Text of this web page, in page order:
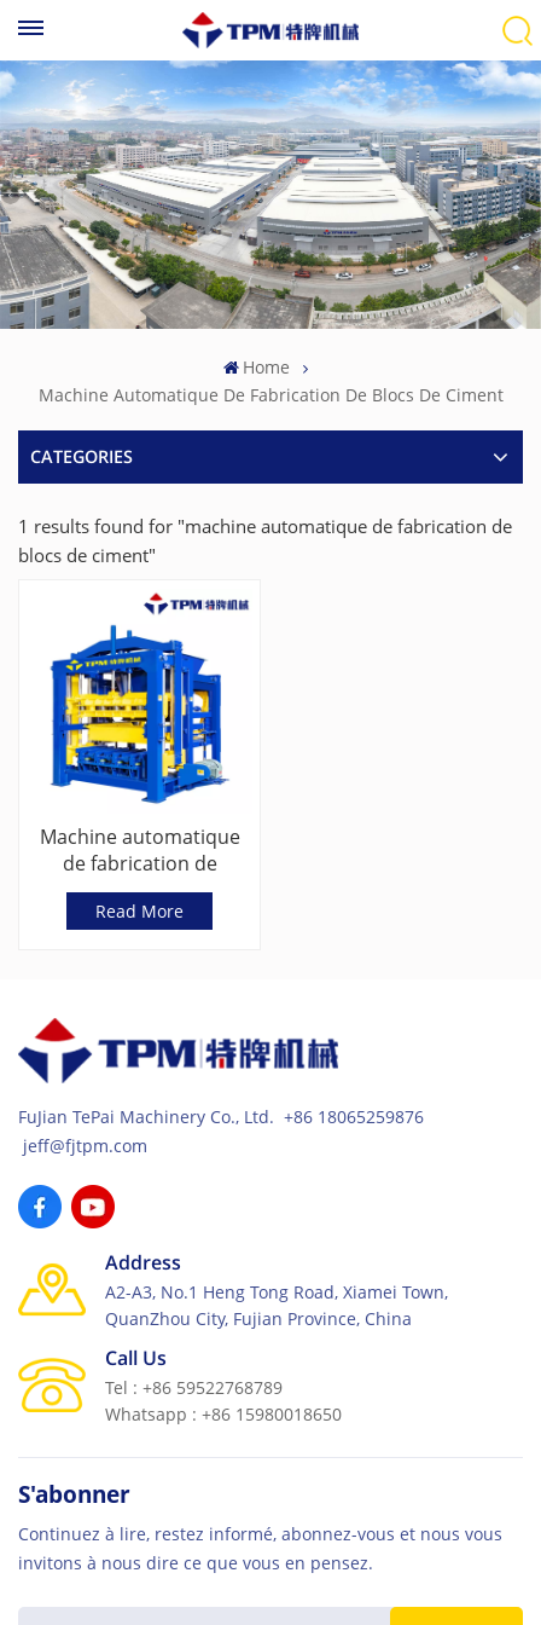
Home
Machine Automatique De Fabrication De Blocs De Ciment
CATEGORIES
1 results found for "machine automatique de fabrication de
blocs de ciment"
Machine automatique
de fabrication de
briques de ciment et de
béton, technologie
Read More
FuJian TePai Machinery Co., Ltd. +86 18065259876
jeff@fjtpm.com
Address
A2-A3, No.1 Heng Tong Road, Xiamei Town,
QuanZhou City, Fujian Province, China
Call Us
Tel : +86 59522768789
Whatsapp : +86 15980018650
S'abonner
Continuez à lire, restez informé, abonnez-vous et nous vous
invitons à nous dire ce que vous en pensez.